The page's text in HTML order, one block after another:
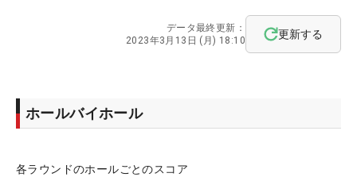
データ最終更新：
2023年3月13日 (月) 18:10
更新する
ホールバイホール
各ラウンドのホールごとのスコア